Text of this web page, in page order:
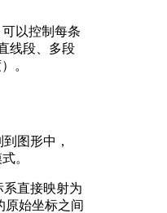
以控制每条
线段、多段
。
图形中，
。
直接映射为
原始坐标之间